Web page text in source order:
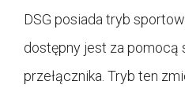
DSG posiada tryb
dostępny jest za pomocą
przełącznika. Tryb ten